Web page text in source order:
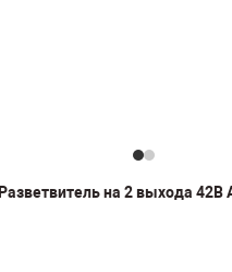
Разветвитель на 2 выхода 42В